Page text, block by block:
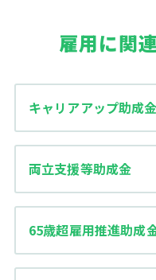
雇用に関
キャリアアップ助成金
両立支援等助成金
65歳超雇用推進助成